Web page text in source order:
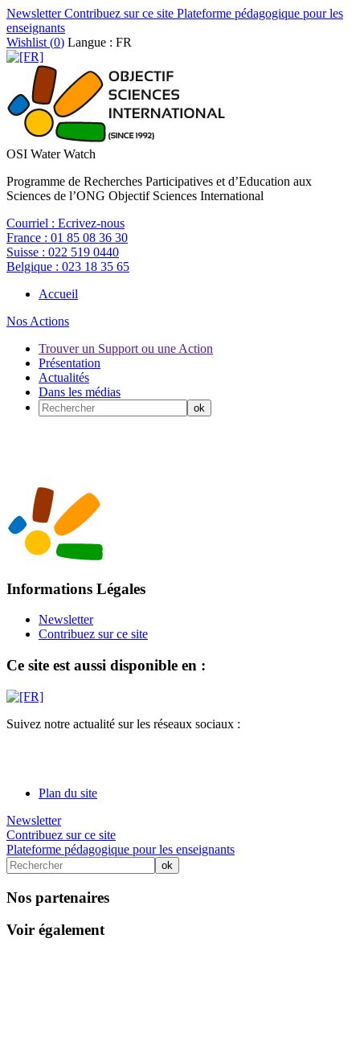
NewsletterContribuez sur ce site Plateforme pédagogique pour les
enseignants
Wishlist (0) Langue : FR
OSI Water Watch
Programme de Recherches Participatives et d’Education aux
Sciences de l’ONG Objectif Sciences International
Courriel : Ecrivez-nous
France : 01 85 08 36 30
Suisse : 022 519 0440
Belgique : 023 18 35 65
Accueil
Nos Actions
Trouver un Support ou une Action
Présentation
Actualités
Dans les médias
Informations Légales
Newsletter
Contribuez sur ce site
Ce site est aussi disponible en :
Suivez notre actualité sur les réseaux sociaux :
Plan du site
Newsletter
Contribuez sur ce site
Plateforme pédagogique pour les enseignants
Nos partenaires
Voir également